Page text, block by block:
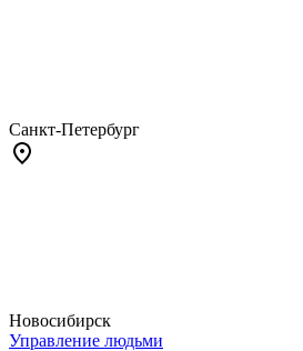
Санкт-Петербург
Новосибирск
Управление людьми